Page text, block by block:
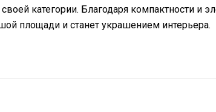
категории. Благодаря компактности и
площади и станет украшением интерьера.